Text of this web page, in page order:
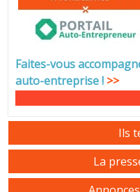
Faites-vous
auto-entreprise! >>
Ils
La